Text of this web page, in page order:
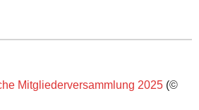
Mitgliederversammlung 2025 (©